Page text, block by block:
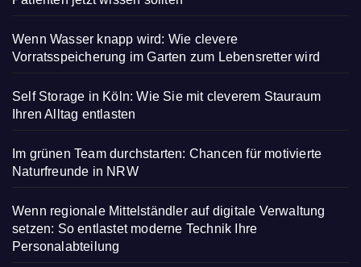
Wenn Wasser knapp wird: Wie clevere
Vorratsspeicherung im Garten zum Lebensretter wird
Self Storage in Köln: Wie Sie mit cleverem Stauraum
Ihren Alltag entlasten
Im grünen Team durchstarten: Chancen für motivierte
Naturfreunde in NRW
Wenn regionale Mittelständler auf digitale Verwaltung
setzen: So entlastet moderne Technik Ihre
Personalabteilung